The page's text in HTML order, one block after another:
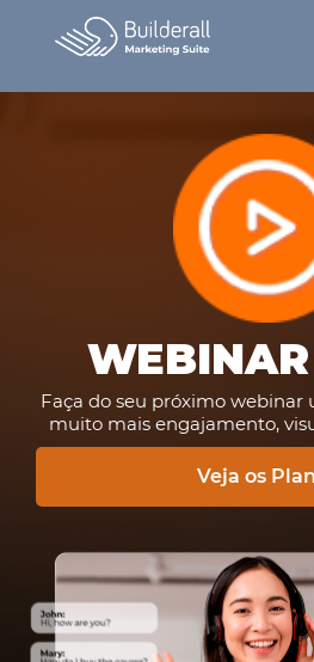
Faça do seu próximo webinar
muito mais engajamento,
Veja os